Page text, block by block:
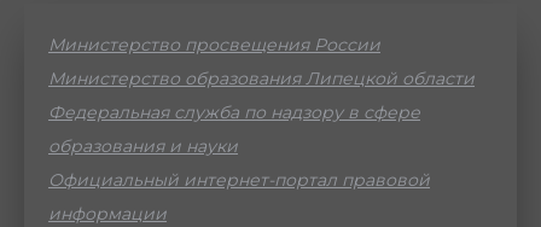
Министерство просвещения России
Министерство образования Липецкой области
Федеральная служба по надзору в сфере
образования и науки
Официальный интернет-портал правовой
информации